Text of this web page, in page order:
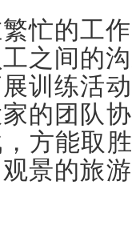
忙的工
之间的
训练活
的团队
方能取
景的旅